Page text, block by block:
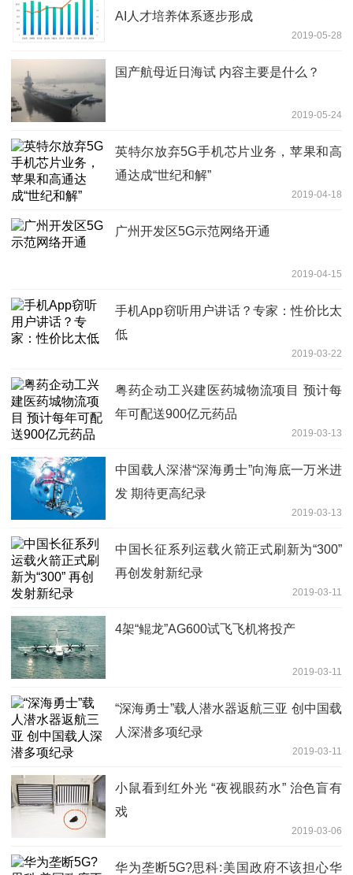
AI人才培养体系逐步形成
2019-05-28
国产航母近日海试 内容主要是什么？
2019-05-24
英特尔放弃5G手机芯片业务，苹果和高
通达成“世纪和解”
2019-04-18
广州开发区5G示范网络开通
2019-04-15
手机App窃听用户讲话？专家：性价比太
低
2019-03-22
粤药企动工兴建医药城物流项目 预计每
年可配送900亿元药品
2019-03-13
中国载人深潜“深海勇士”向海底一万米进
发 期待更高纪录
2019-03-13
中国长征系列运载火箭正式刷新为“300”
再创发射新纪录
2019-03-11
4架“鲲龙”AG600试飞飞机将投产
2019-03-11
“深海勇士”载人潜水器返航三亚 创中国载
人深潜多项纪录
2019-03-11
小鼠看到红外光 “夜视眼药水” 治色盲有
戏
2019-03-06
华为垄断5G?思科:美国政府不该担心华